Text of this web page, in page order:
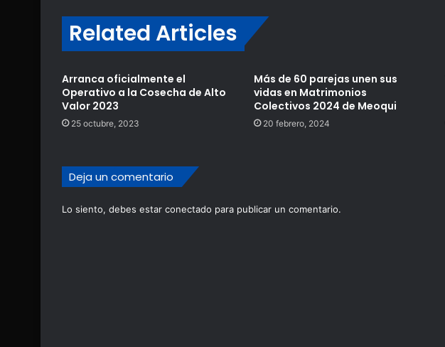
Related Articles
Arranca oficialmente el
Operativo a la Cosecha de Alto
Valor 2023
25 octubre, 2023
Más de 60 parejas unen sus
vidas en Matrimonios
Colectivos 2024 de Meoqui
20 febrero, 2024
Deja un comentario
Lo siento, debes estar conectado para publicar un comentario.